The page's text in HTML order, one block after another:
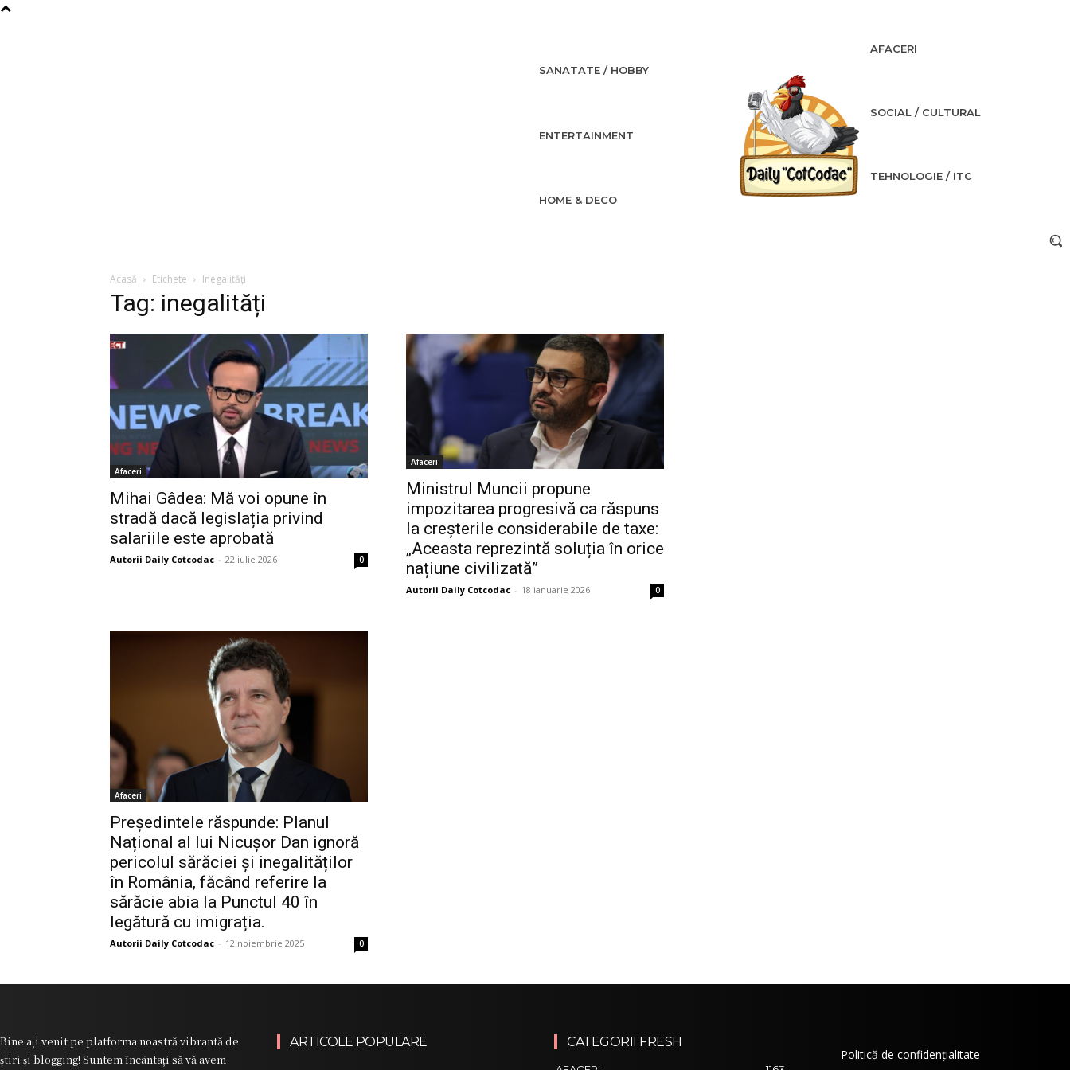
SANATATE / HOBBY
ENTERTAINMENT
HOME & DECO
AFACERI
SOCIAL / CULTURAL
TEHNOLOGIE / ITC
Acasă Etichete Inegalități
Tag: inegalități
Afaceri
Mihai Gâdea: Mă voi opune în
stradă dacă legislația privind
salariile este aprobată
Autorii Daily Cotcodac - 22 iulie 2026 0
Afaceri
Ministrul Muncii propune
impozitarea progresivă ca răspuns
la creșterile considerabile de taxe:
„Aceasta reprezintă soluția în orice
națiune civilizată”
Autorii Daily Cotcodac - 18 ianuarie 2026 0
Afaceri
Președintele răspunde: Planul
Național al lui Nicușor Dan ignoră
pericolul sărăciei și inegalităților
în România, făcând referire la
sărăcie abia la Punctul 40 în
legătură cu imigrația.
Autorii Daily Cotcodac - 12 noiembrie 2025 0
Bine ați venit pe platforma noastră vibrantă de
știri și blogging! Suntem încântați să vă avem
ARTICOLE POPULARE CATEGORII FRESH
Politică de confidențialitate